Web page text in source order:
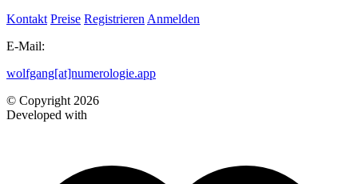
Kontakt Preise Registrieren Anmelden
E-Mail:
wolfgang[at]numerologie.app
© Copyright 2026
Developed with